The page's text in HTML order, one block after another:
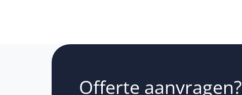
Offerte aanvragen?